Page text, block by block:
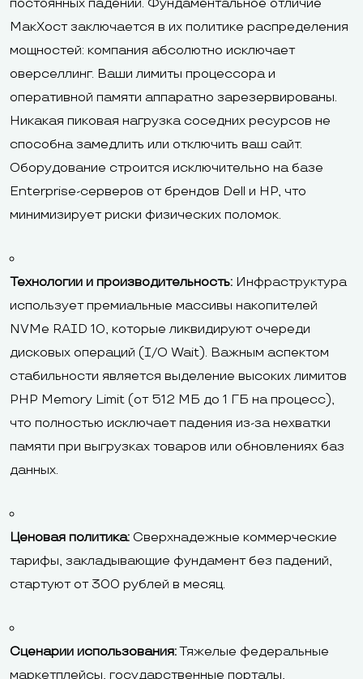
постоянных падений. Фундаментальное отличие
МакХост заключается в их политике распределения
мощностей: компания абсолютно исключает
оверселлинг. Ваши лимиты процессора и
оперативной памяти аппаратно зарезервированы.
Никакая пиковая нагрузка соседних ресурсов не
способна замедлить или отключить ваш сайт.
Оборудование строится исключительно на базе
Enterprise-серверов от брендов Dell и HP, что
минимизирует риски физических поломок.
Технологии и производительность: Инфраструктура
использует премиальные массивы накопителей
NVMe RAID 10, которые ликвидируют очереди
дисковых операций (I/O Wait). Важным аспектом
стабильности является выделение высоких лимитов
PHP Memory Limit (от 512 МБ до 1 ГБ на процесс),
что полностью исключает падения из-за нехватки
памяти при выгрузках товаров или обновлениях баз
данных.
Ценовая политика: Сверхнадежные коммерческие
тарифы, закладывающие фундамент без падений,
стартуют от 300 рублей в месяц.
Сценарии использования:Тяжелые федеральные
маркетплейсы, государственные порталы,